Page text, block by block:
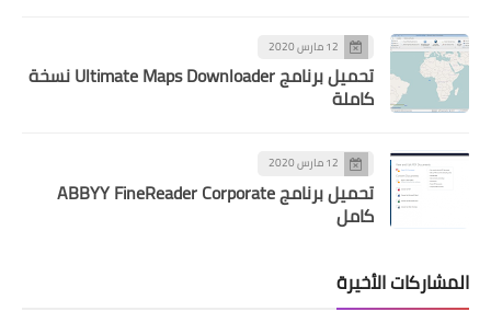
12 مارس 2020
تحميل برنامج Ultimate Maps Downloader نسخة
كاملة
12 مارس 2020
تحميل برنامج ABBYY FineReader Corporate
كامل
المشاركات الأخيرة